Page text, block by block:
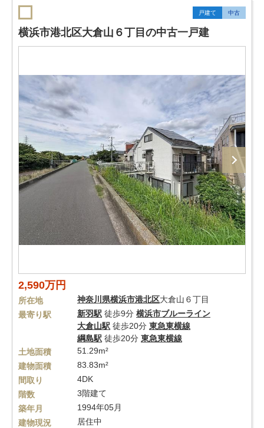
戸建て 中古
横浜市港北区大倉山６丁目の中古一戸建
2,590万円
所在地 神奈川県横浜市港北区大倉山６丁目
最寄り駅
新羽駅 徒歩9分 横浜市ブルーライン
大倉山駅 徒歩20分 東急東横線
綱島駅 徒歩20分 東急東横線
土地面積
51.29m²
建物面積
83.83m²
間取り
4DK
階数
3階建て
築年月
1994年05月
建物現況
居住中